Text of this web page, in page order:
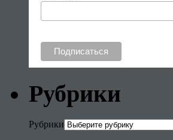
Рубрики
Рубрики